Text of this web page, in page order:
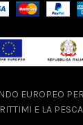
EUROPEO
E LA PESCA